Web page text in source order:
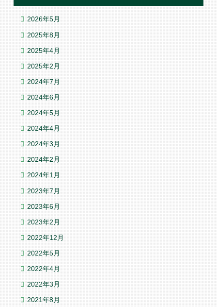
2026年5月
2025年8月
2025年4月
2025年2月
2024年7月
2024年6月
2024年5月
2024年4月
2024年3月
2024年2月
2024年1月
2023年7月
2023年6月
2023年2月
2022年12月
2022年5月
2022年4月
2022年3月
2021年8月